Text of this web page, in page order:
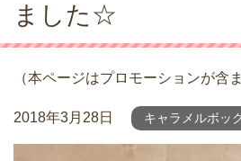
ました☆
（本ページはプロモーションが含
2018年3月28日 キャラメルボッ